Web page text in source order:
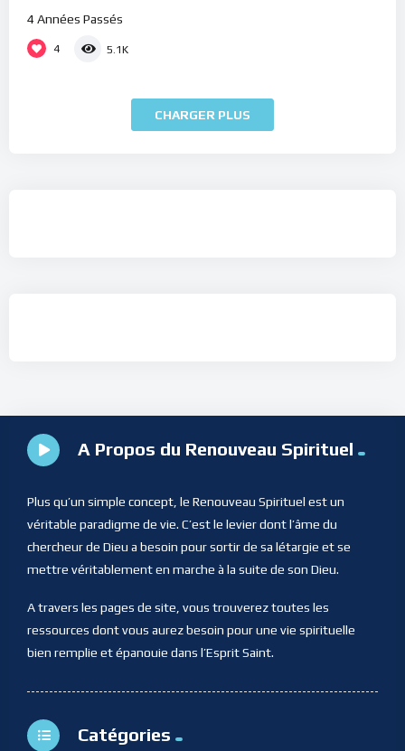
4 Années Passés
4 5.1K
CHARGER PLUS
A Propos du Renouveau Spirituel
Plus qu’un simple concept, le Renouveau Spirituel est un
véritable paradigme de vie. C’est le levier dont l’âme du
chercheur de Dieu a besoin pour sortir de sa létargie et se
mettre véritablement en marche à la suite de son Dieu.
A travers les pages de site, vous trouverez toutes les
ressources dont vous aurez besoin pour une vie spirituelle
bien remplie et épanouie dans l’Esprit Saint.
Catégories